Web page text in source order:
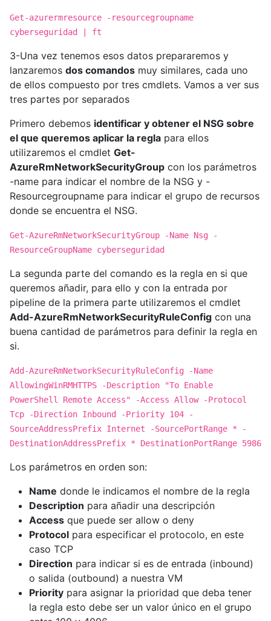
Get-azurermresource -resourcegroupname
cyberseguridad | ft
3-Una vez tenemos esos datos prepararemos y
lanzaremos dos comandos muy similares, cada uno
de ellos compuesto por tres cmdlets. Vamos a ver sus
tres partes por separados
Primero debemos identificar y obtener el NSG sobre
el que queremos aplicar la regla para ellos
utilizaremos el cmdlet Get-
AzureRmNetworkSecurityGroup con los parámetros
-name para indicar el nombre de la NSG y -
Resourcegroupname para indicar el grupo de recursos
donde se encuentra el NSG.
Get-AzureRmNetworkSecurityGroup -Name Nsg -
ResourceGroupName cyberseguridad
La segunda parte del comando es la regla en si que
queremos añadir, para ello y con la entrada por
pipeline de la primera parte utilizaremos el cmdlet
Add-AzureRmNetworkSecurityRuleConfig con una
buena cantidad de parámetros para definir la regla en
si.
Add-AzureRmNetworkSecurityRuleConfig -Name
AllowingWinRMHTTPS -Description "To Enable
PowerShell Remote Access" -Access Allow -Protocol
Tcp -Direction Inbound -Priority 104 -
SourceAddressPrefix Internet -SourcePortRange * -
DestinationAddressPrefix * DestinationPortRange 5986
Los parámetros en orden son:
Name donde le indicamos el nombre de la regla
Description para añadir una descripción
Access que puede ser allow o deny
Protocol para especificar el protocolo, en este
caso TCP
Direction para indicar si es de entrada (inbound)
o salida (outbound) a nuestra VM
Priority para asignar la prioridad que deba tener
la regla esto debe ser un valor único en el grupo